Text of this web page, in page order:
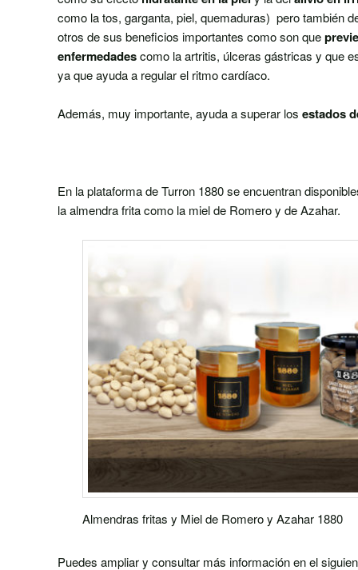
como la tos, garganta, piel, quemaduras) pero también
otros de sus beneficios importantes como son que
enfermedadescomo la artritis, úlceras gástricas y que
ya que ayuda a regular el ritmo cardíaco.
Además, muy importante, ayuda a superar losestados
En la plataforma deTurron 1880se encuentran
la almendra frita como la miel de Romero y de Azahar.
Almendras fritas y Miel de Romero y Azahar 1880
Puedes ampliar y consultar más información en el